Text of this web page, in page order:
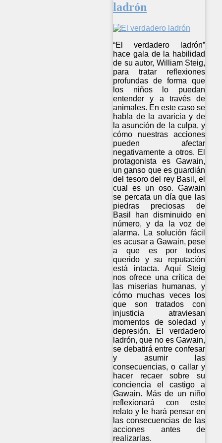
ladrón
“El verdadero ladrón”
hace gala de la habilidad
de su autor, William Steig,
para tratar reflexiones
profundas de forma que
los niños lo puedan
entender y a través de
animales. En este caso se
habla de la avaricia y de
la asunción de la culpa, y
cómo nuestras acciones
pueden afectar
negativamente a otros. El
protagonista es Gawain,
un ganso que es guardián
del tesoro del rey Basil, el
cual es un oso. Gawain
se percata un día que las
piedras preciosas de
Basil han disminuido en
número, y da la voz de
alarma. La solución fácil
es acusar a Gawain, pese
a que es por todos
querido y su reputación
está intacta. Aquí Steig
nos ofrece una crítica de
las miserias humanas, y
cómo muchas veces los
que son tratados con
injusticia atraviesan
momentos de soledad y
depresión. El verdadero
ladrón, que no es Gawain,
se debatirá entre confesar
y asumir las
consecuencias, o callar y
hacer recaer sobre su
conciencia el castigo a
Gawain. Más de un niño
reflexionará con este
relato y le hará pensar en
las consecuencias de las
acciones antes de
realizarlas.